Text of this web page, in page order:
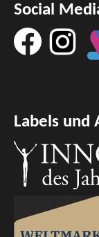
Social
Labels und